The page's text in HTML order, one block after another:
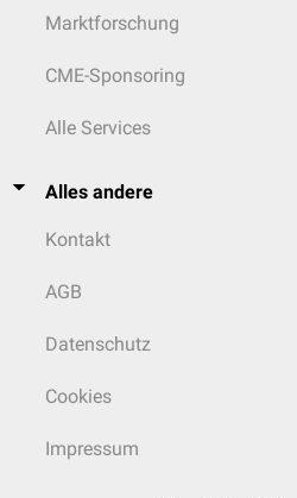
Marktforschung
CME-Sponsoring
Alle Services
Alles andere
Kontakt
AGB
Datenschutz
Cookies
Impressum